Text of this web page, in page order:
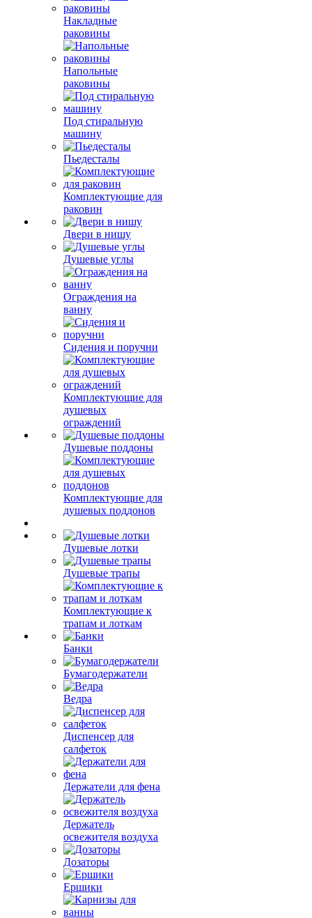
Накладные
раковины
Напольные
раковины
Под стиральную
машину
Пьедесталы
Комплектующие для
раковин
Двери в нишу
Душевые углы
Ограждения на
ванну
Сидения и поручни
Комплектующие для
душевых
ограждений
Душевые поддоны
Комплектующие для
душевых поддонов
Душевые лотки
Душевые трапы
Комплектующие к
трапам и лоткам
Банки
Бумагодержатели
Ведра
Диспенсер для
салфеток
Держатели для фена
Держатель
освежителя воздуха
Дозаторы
Ершики